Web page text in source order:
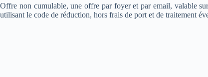
Offre non cumulable, une offre par foyer et par email, valable
utilisant le code de réduction, hors frais de port et de traitement